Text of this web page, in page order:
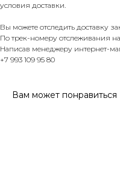
условия доставки.
Вы можете отследить доставку
По трек-номеру отслеживания
Написав менеджеру интернет-
+7 993 109 95 80
Вам может понравиться